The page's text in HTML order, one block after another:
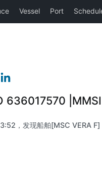
636017570
，发现船舶[MSC VERA